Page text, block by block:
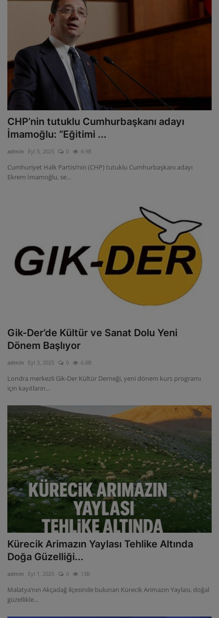
CHP’nin tutuklu Cumhurbaşkanı adayı
İmamoğlu: “Eğitimi ...
admin Eyl 5, 2025 0 4.9B
Cumhuriyet Halk Partisi’nin (CHP) tutuklu Cumhurbaşkanı adayı
Ekrem İmamoğlu, se...
Gik-Der’de Kültür ve Sanat Dolu Yeni
Dönem Başlıyor
admin Eyl 3, 2025 0 6.8B
Londra merkezli Gik-Der Kültür Derneği, yeni dönem kurs programı
için kayıtların...
Kürecik Arimazın Yaylası Tehlike Altında
Doğa Güzelliği...
admin Eyl 1, 2025 0 13B
Malatya’nın Akçadağ ilçesinde bulunan Kürecik Arimazın Yaylası, doğal
güzellikle...